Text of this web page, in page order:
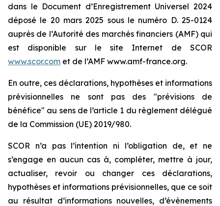
dans le Document d’Enregistrement Universel 2024
déposé le 20 mars 2025 sous le numéro D. 25-0124
auprès de l’Autorité des marchés financiers (AMF) qui
est disponible sur le site Internet de SCOR
www.scor.com et de l’AMF www.amf-france.org.
En outre, ces déclarations, hypothèses et informations
prévisionnelles ne sont pas des "prévisions de
bénéfice" au sens de l’article 1 du règlement délégué
de la Commission (UE) 2019/980.
SCOR n’a pas l’intention ni l’obligation de, et ne
s’engage en aucun cas à, compléter, mettre à jour,
actualiser, revoir ou changer ces déclarations,
hypothèses et informations prévisionnelles, que ce soit
au résultat d’informations nouvelles, d’évènements